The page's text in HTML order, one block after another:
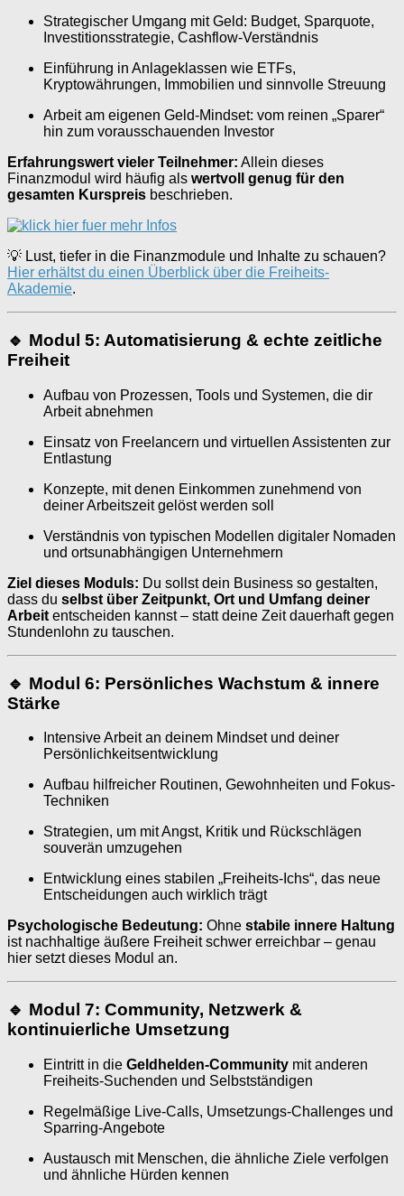
Strategischer Umgang mit Geld: Budget, Sparquote,
Investitionsstrategie, Cashflow-Verständnis
Einführung in Anlageklassen wie ETFs,
Kryptowährungen, Immobilien und sinnvolle Streuung
Arbeit am eigenen Geld-Mindset: vom reinen „Sparer“
hin zum vorausschauenden Investor
Erfahrungswert vieler Teilnehmer: Allein dieses
Finanzmodul wird häufig als wertvoll genug für den
gesamten Kurspreis beschrieben.
💡 Lust, tiefer in die Finanzmodule und Inhalte zu schauen?
Hier erhältst du einen Überblick über die Freiheits-
Akademie.
🔹 Modul 5: Automatisierung & echte zeitliche
Freiheit
Aufbau von Prozessen, Tools und Systemen, die dir
Arbeit abnehmen
Einsatz von Freelancern und virtuellen Assistenten zur
Entlastung
Konzepte, mit denen Einkommen zunehmend von
deiner Arbeitszeit gelöst werden soll
Verständnis von typischen Modellen digitaler Nomaden
und ortsunabhängigen Unternehmern
Ziel dieses Moduls: Du sollst dein Business so gestalten,
dass du selbst über Zeitpunkt, Ort und Umfang deiner
Arbeit entscheiden kannst – statt deine Zeit dauerhaft gegen
Stundenlohn zu tauschen.
🔹 Modul 6: Persönliches Wachstum & innere
Stärke
Intensive Arbeit an deinem Mindset und deiner
Persönlichkeitsentwicklung
Aufbau hilfreicher Routinen, Gewohnheiten und Fokus-
Techniken
Strategien, um mit Angst, Kritik und Rückschlägen
souverän umzugehen
Entwicklung eines stabilen „Freiheits-Ichs“, das neue
Entscheidungen auch wirklich trägt
Psychologische Bedeutung: Ohne stabile innere Haltung
ist nachhaltige äußere Freiheit schwer erreichbar – genau
hier setzt dieses Modul an.
🔹 Modul 7: Community, Netzwerk &
kontinuierliche Umsetzung
Eintritt in die Geldhelden-Community mit anderen
Freiheits-Suchenden und Selbstständigen
Regelmäßige Live-Calls, Umsetzungs-Challenges und
Sparring-Angebote
Austausch mit Menschen, die ähnliche Ziele verfolgen
und ähnliche Hürden kennen